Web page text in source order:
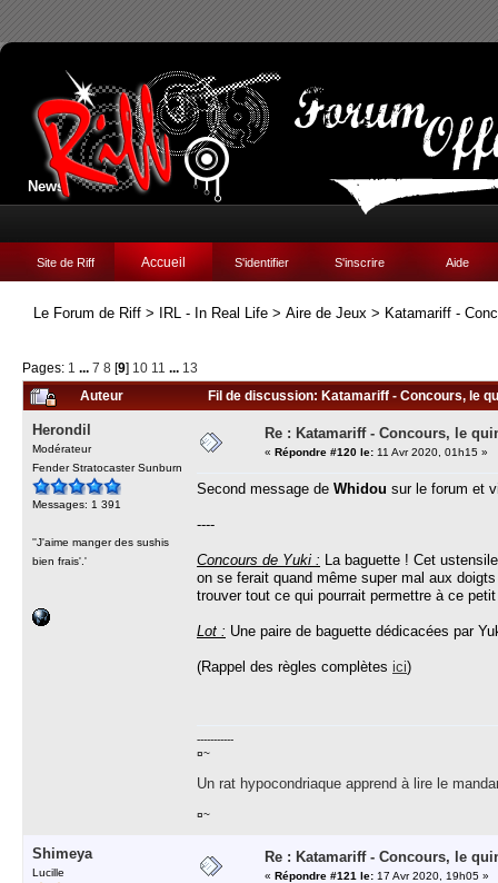
News:
Site de Riff Accueil S'identifier S'inscrire Aide
Le Forum de Riff > IRL - In Real Life > Aire de Jeux > Katamariff -
Pages: 1 ... 7 8 [9] 10 11 ... 13
Auteur
Fil de discussion: Katamariff - Concours, le
Herondil
Modérateur
Fender Stratocaster Sunburn
Messages: 1 391
''J'aime manger des sushis
bien frais'.'
Re : Katamariff - Concours, le
« Répondre #120 le: 11 Avr 2020, 01h15 »
Second message de Whidou sur le forum et
----
Concours de Yuki : La baguette ! Cet
on se ferait quand même super mal aux
trouver tout ce qui pourrait permettre à ce
Lot : Une paire de baguette dédicacées par
(Rappel des règles complètes ici)
-----------
¤~
Un rat hypocondriaque apprend à lire le
¤~
Shimeya
Lucille
Re : Katamariff - Concours, le
« Répondre #121 le: 17 Avr 2020, 19h05 »